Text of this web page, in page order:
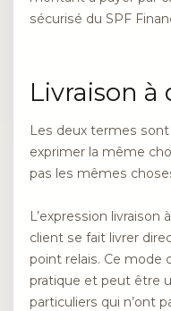
sécurisé du SPF
Livraison
Les deux termes
exprimer la même
pas les mêmes
L’expression
client se fait livrer
point relais. Ce mode
pratique et peut être
particuliers qui n’ont